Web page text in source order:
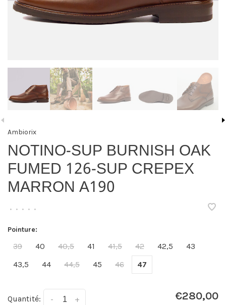
Ambiorix
NOTINO-SUP BURNISH OAK
FUMED 126-SUP CREPEX
MARRON A190
• • • • •
Pointure:
39 40 40,5 41 41,5 42 42,5
43
43,5
44 44,5 45 46 47
Quantité: +
- €280,00